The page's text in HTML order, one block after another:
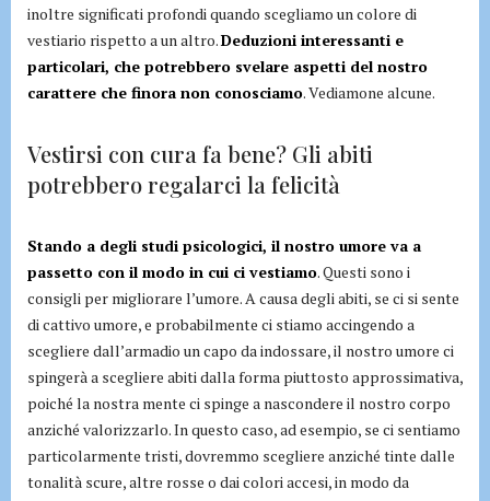
inoltre significati profondi quando scegliamo un colore di
vestiario rispetto a un altro.Deduzioni interessanti e
particolari, che potrebbero svelare aspetti del nostro
carattere che finora non conosciamo. Vediamone alcune.
Vestirsi con cura fa bene? Gli abiti
potrebbero regalarci la felicità
Stando a degli studi psicologici, il nostro umore va a
passetto con il modo in cui ci vestiamo. Questi sono i
consigli per migliorare l’umore. A causa degli abiti, se ci si sente
di cattivo umore, e probabilmente ci stiamo accingendo a
scegliere dall’armadio un capo da indossare, il nostro umore ci
spingerà a scegliere abiti dalla forma piuttosto approssimativa,
poiché la nostra mente ci spinge a nascondere il nostro corpo
anziché valorizzarlo. In questo caso, ad esempio, se ci sentiamo
particolarmente tristi, dovremmo scegliere anziché tinte dalle
tonalità scure, altre rosse o dai colori accesi, in modo da